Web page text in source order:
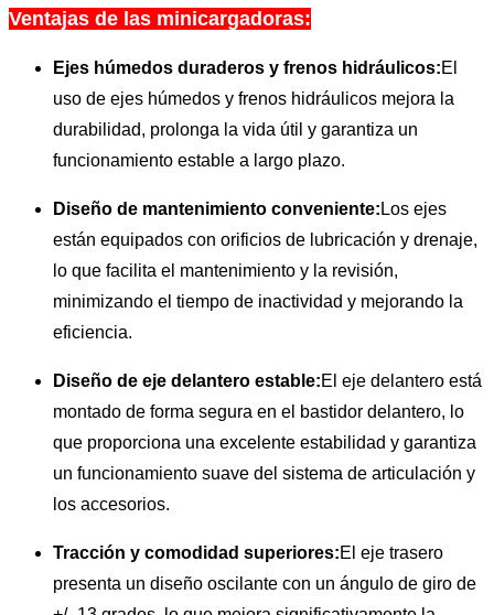
Ventajas de las minicargadoras:
Ejes húmedos duraderos y frenos hidráulicos:El
uso de ejes húmedos y frenos hidráulicos mejora la
durabilidad, prolonga la vida útil y garantiza un
funcionamiento estable a largo plazo.
Diseño de mantenimiento conveniente: Los ejes
están equipados con orificios de lubricación y drenaje,
lo que facilita el mantenimiento y la revisión,
minimizando el tiempo de inactividad y mejorando la
eficiencia.
Diseño de eje delantero estable:El eje delantero está
montado de forma segura en el bastidor delantero, lo
que proporciona una excelente estabilidad y garantiza
un funcionamiento suave del sistema de articulación y
los accesorios.
Tracción y comodidad superiores:El eje trasero
presenta un diseño oscilante con un ángulo de giro de